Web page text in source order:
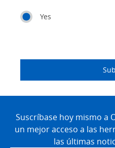
Yes
FooterSuscríbase hoy mismo a
un mejor acceso a las
las últimas